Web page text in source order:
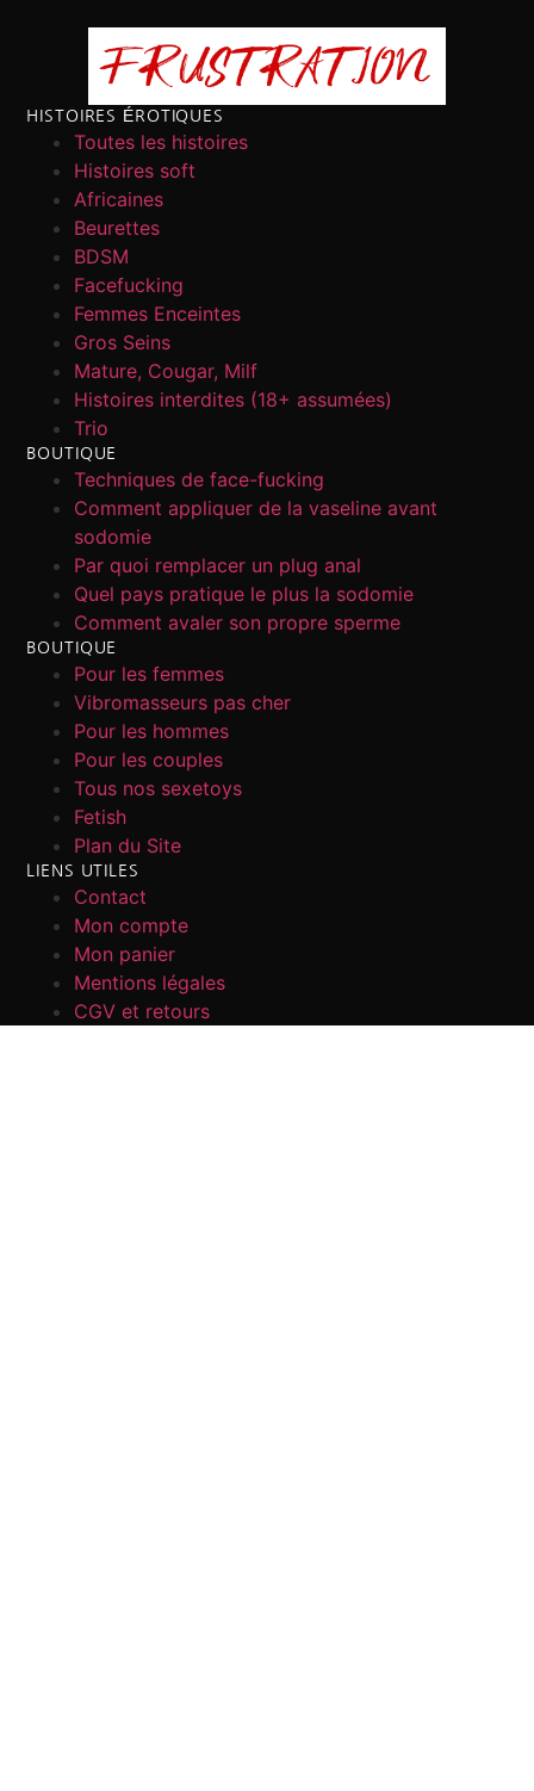
HISTOIRES ÉROTIQUES
Toutes les histoires
Histoires soft
Africaines
Beurettes
BDSM
Facefucking
Femmes Enceintes
Gros Seins
Mature, Cougar, Milf
Histoires interdites (18+ assumées)
Trio
BOUTIQUE
Techniques de face-fucking
Comment appliquer de la vaseline avant
sodomie
Par quoi remplacer un plug anal
Quel pays pratique le plus la sodomie
Comment avaler son propre sperme
BOUTIQUE
Pour les femmes
Vibromasseurs pas cher
Pour les hommes
Pour les couples
Tous nos sexetoys
Fetish
Plan du Site
LIENS UTILES
Contact
Mon compte
Mon panier
Mentions légales
CGV et retours